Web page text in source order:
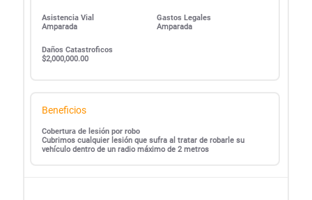
Asistencia Vial
Amparada
Gastos Legales
Amparada
Daños Catastroficos
$2,000,000.00
Beneficios
Cobertura de lesión por robo
Cubrimos cualquier lesión que sufra al tratar de robarle su
vehículo dentro de un radio máximo de 2 metros